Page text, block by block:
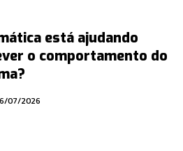
está ajudando
o comportamento do
07/2026